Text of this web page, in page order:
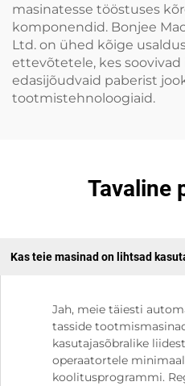
masinatesse tööstuses
komponendid. Bonjee
Ltd. on ühed kõige
ettevõtetele, kes
edasijõudvaid paberist
tootmistehnoloogiaid.
Tavaline
Kas teie masinad on lihtsad
Jah, meie täiesti
tasside
kasutajasõbralike
operaatortele
koolitusprogrammi.